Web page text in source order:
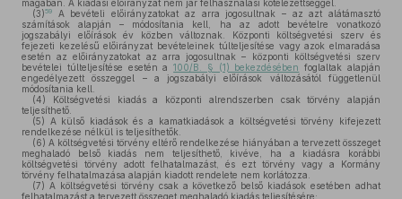
magában. A kiadási előirányzat nem jár felhasználási kötelezettséggel.
(3)59
A bevételi előirányzatokat az arra jogosultnak – az azt alátámasztó
számítások alapján – módosítania kell, ha az adott bevételre vonatkozó
jogszabályi előírások év közben változnak. Központi költségvetési szerv és
fejezeti kezelésű előirányzat bevételeinek túlteljesítése vagy azok elmaradása
esetén az előirányzatokat az arra jogosultnak – központi költségvetési szerv
bevételei túlteljesítése esetén a100/B. § (1) bekezdésében foglaltak alapján
engedélyezett összeggel – a jogszabályi előírások változásától függetlenül
módosítania kell.
(4) Költségvetési kiadás a központi alrendszerben csak törvény alapján
teljesíthető.
(5) A külső kiadások és a kamatkiadások a költségvetési törvény kifejezett
rendelkezése nélkül is teljesíthetők.
(6) A költségvetési törvény eltérő rendelkezése hiányában a tervezett összeget
meghaladó belső kiadás nem teljesíthető, kivéve, ha a kiadásra korábbi
költségvetési törvény adott felhatalmazást, és ezt törvény vagy a Kormány
törvény felhatalmazása alapján kiadott rendelete nem korlátozza.
(7) A költségvetési törvény csak a következő belső kiadások esetében adhat
felhatalmazást a tervezett összeget meghaladó kiadás teljesítésére: